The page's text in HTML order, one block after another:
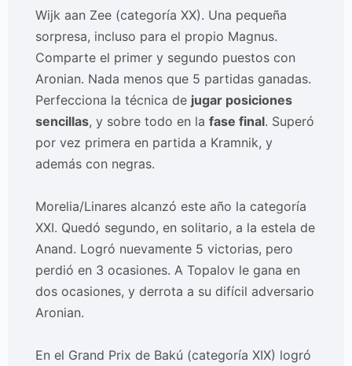
Wijk aan Zee (categoría XX). Una pequeña
sorpresa, incluso para el propio Magnus.
Comparte el primer y segundo puestos con
Aronian. Nada menos que 5 partidas ganadas.
Perfecciona la técnica de jugar posiciones
sencillas, y sobre todo en la fase final. Superó
por vez primera en partida a Kramnik, y
además con negras.
Morelia/Linares alcanzó este año la categoría
XXI. Quedó segundo, en solitario, a la estela de
Anand. Logró nuevamente 5 victorias, pero
perdió en 3 ocasiones. A Topalov le gana en
dos ocasiones, y derrota a su difícil adversario
Aronian.
En el Grand Prix de Bakú (categoría XIX) logró